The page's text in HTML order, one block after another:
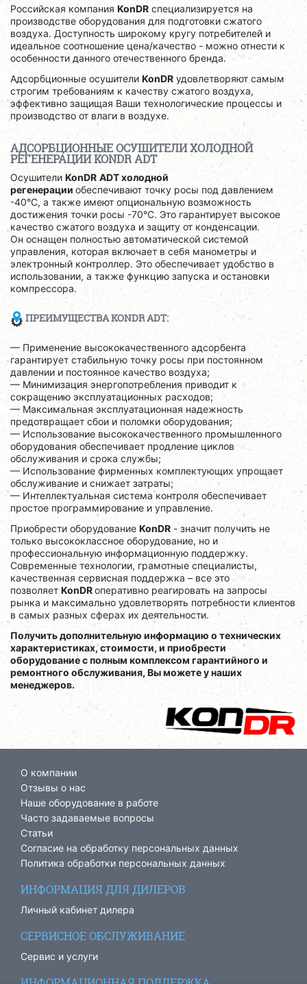
Российская компания KonDR специализируется на
производстве оборудования для подготовки сжатого
воздуха. Доступность широкому кругу потребителей и
идеальное соотношение цена/качество - можно отнести к
особенности данного отечественного бренда.
Адсорбционные осушители KonDR удовлетворяют самым
строгим требованиям к качеству сжатого воздуха,
эффективно защищая Ваши технологические процессы и
производство от влаги в воздухе.
АДСОРБЦИОННЫЕ ОСУШИТЕЛИ ХОЛОДНОЙ
РЕГЕНЕРАЦИИ KONDR ADT
Осушители KonDR ADT холодной
регенерации обеспечивают точку росы под давлением
-40°C, а также имеют опциональную возможность
достижения точки росы -70°C. Это гарантирует высокое
качество сжатого воздуха и защиту от конденсации.
Он оснащен полностью автоматической системой
управления, которая включает в себя манометры и
электронный контроллер. Это обеспечивает удобство в
использовании, а также функцию запуска и остановки
компрессора.
ПРЕИМУЩЕСТВАKONDR ADT:
— Применение высококачественного адсорбента
гарантирует стабильную точку росы при постоянном
давлении и постоянное качество воздуха;
— Минимизация энергопотребления приводит к
сокращению эксплуатационных расходов;
— Максимальная эксплуатационная надежность
предотвращает сбои и поломки оборудования;
— Использование высококачественного промышленного
оборудования обеспечивает продление циклов
обслуживания и срока службы;
— Использование фирменных комплектующих упрощает
обслуживание и снижает затраты;
— Интеллектуальная система контроля обеспечивает
простое программирование и управление.
Приобрести оборудование KonDR - значит получить не
только высококлассное оборудование, но и
профессиональную информационную поддержку.
Современные технологии, грамотные специалисты,
качественная сервисная поддержка – все это
позволяет KonDRоперативно реагировать на запросы
рынка и максимально удовлетворять потребности клиентов
в самых разных сферах их деятельности.
Получить дополнительную информацию о технических
характеристиках, стоимости, и приобрести
оборудование с полным комплексом гарантийного и
ремонтного обслуживания, Вы можете у наших
менеджеров.
О компании
Отзывы о нас
Наше оборудование в работе
Часто задаваемые вопросы
Статьи
Согласие на обработку персональных данных
Политика обработки персональных данных
ИНФОРМАЦИЯ ДЛЯ ДИЛЕРОВ
Личный кабинет дилера
СЕРВИСНОЕ ОБСЛУЖИВАНИЕ
Сервис и услуги